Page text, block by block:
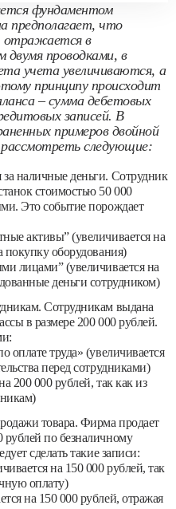
фундаментом
предполагает, что
отражается в
проводками, в
учета увеличиваются, а
принципу происходит
– сумма дебетовых
записей. В
примеров двойной
следующие:
наличные деньги. Сотрудник
стоимостью 50 000
Это событие порождает
активы” (увеличивается на
покупку оборудования)
лицами” (увеличивается на
деньги сотрудником)
Сотрудникам выдана
в размере 200 000 рублей.
оплате труда» (увеличивается
перед сотрудниками)
200 000 рублей, так как из
товара. Фирма продает
рублей по безналичному
сделать такие записи:
на 150 000 рублей, так
оплату)
на 150 000 рублей, отражая